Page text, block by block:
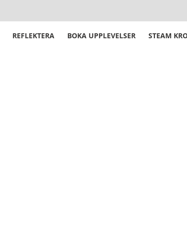
REFLEKTERA BOKA UPPLEVELSER STEAM